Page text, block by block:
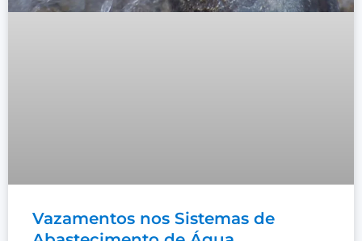
Vazamentos nos Sistemas de